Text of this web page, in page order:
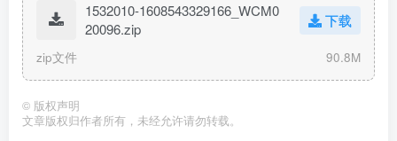
1532010-1608543329166_WCM0
20096.zip
下载
zip文件 90.8M
© 版权声明
文章版权归作者所有，未经允许请勿转载。